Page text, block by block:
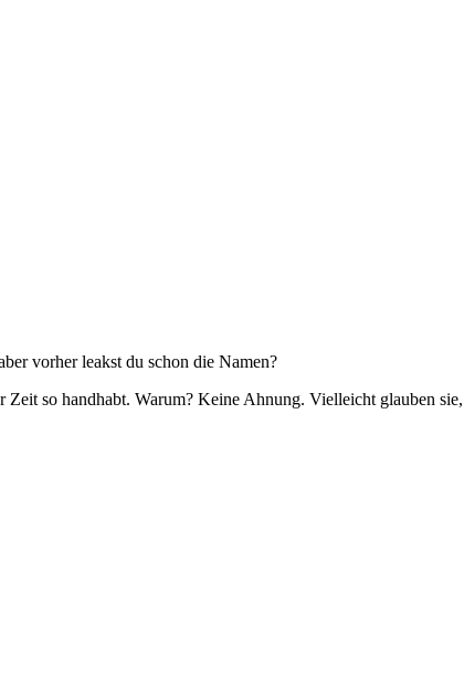
vorher leakst du schon die Namen?
so handhabt. Warum? Keine Ahnung. Vielleicht glauben